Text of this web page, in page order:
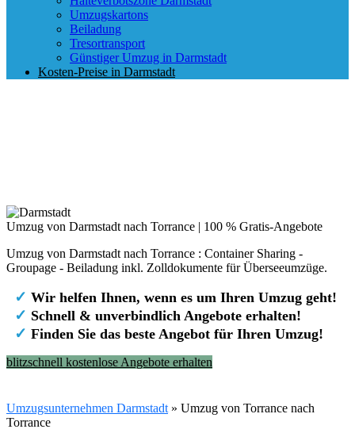
Umzugskartons
Beiladung
Tresortransport
Günstiger Umzug in Darmstadt
Kosten-Preise in Darmstadt
Umzug von Darmstadt nach Torrance | 100 % Gratis-Angebote
Umzug von Darmstadt nach Torrance : Container Sharing -
Groupage - Beiladung inkl. Zolldokumente für Überseeumzüge.
✓ Wir helfen Ihnen, wenn es um Ihren Umzug geht!
✓ Schnell & unverbindlich Angebote erhalten!
✓ Finden Sie das beste Angebot für Ihren Umzug!
blitzschnell kostenlose Angebote erhalten
Umzugsunternehmen Darmstadt » Umzug von Torrance nach
Torrance